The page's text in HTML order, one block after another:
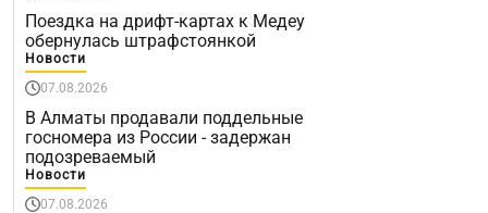
Поездка на дрифт-картах к Медеу
обернулась штрафстоянкой
Новости
07.08.2026
В Алматы продавали поддельные
госномера из России - задержан
подозреваемый
Новости
07.08.2026